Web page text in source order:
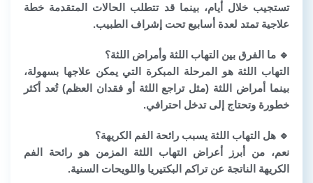
تستجيب خلال أيام، بينما قد تتطلب الحالات المتقدمة خطة
علاجية تمتد لعدة أسابيع تحت إشراف الطبيب.
🔹 ما الفرق بين التهاب اللثة وأمراض اللثة؟
التهاب اللثة هو المرحلة المبكرة التي يمكن علاجها بسهولة،
بينما أمراض اللثة (مثل تراجع اللثة أو فقدان العظم) تُعد أكثر
خطورة وتحتاج إلى تدخل احترافي.
🔹 هل التهاب اللثة يسبب رائحة الفم الكريهة؟
نعم، من أبرز أعراض التهاب اللثة المزمن هو رائحة الفم
الكريهة الناتجة عن تراكم البكتيريا واللويحات السنية.